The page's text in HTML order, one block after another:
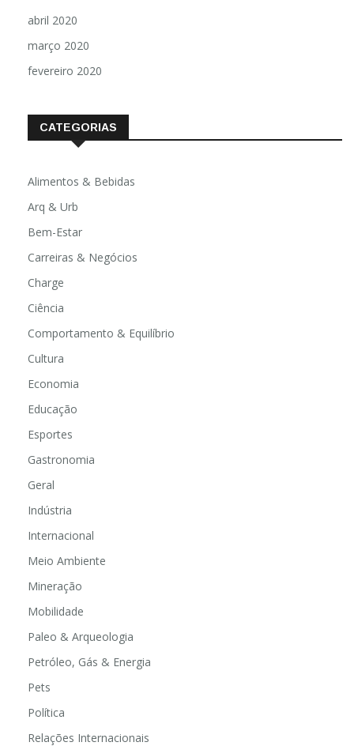
abril 2020
março 2020
fevereiro 2020
CATEGORIAS
Alimentos & Bebidas
Arq & Urb
Bem-Estar
Carreiras & Negócios
Charge
Ciência
Comportamento & Equilíbrio
Cultura
Economia
Educação
Esportes
Gastronomia
Geral
Indústria
Internacional
Meio Ambiente
Mineração
Mobilidade
Paleo & Arqueologia
Petróleo, Gás & Energia
Pets
Política
Relações Internacionais